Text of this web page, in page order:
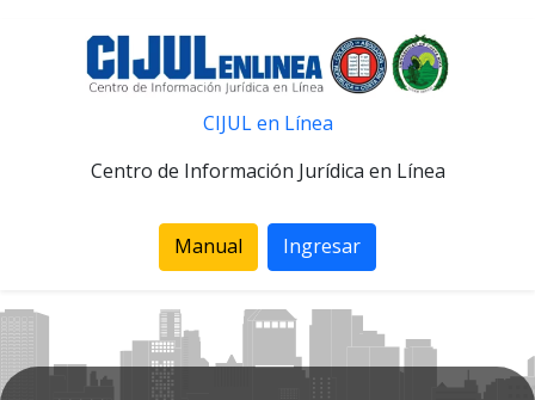
CIJUL en Línea
Centro de Información Jurídica en Línea
Manual Ingresar